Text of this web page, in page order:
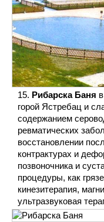
Рибарска Баня
горой Ястребац и
содержанием
ревматических
восстановлении
контрактурах и
позвоночника и
процедуры, как
кинезитерапия,
ультразвуковая